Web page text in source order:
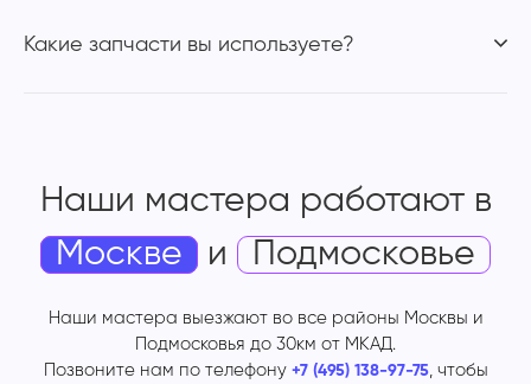
Какие запчасти вы используете?
Наши мастера работают в
Москве
и Подмосковье
Наши мастера выезжают во все районы Москвы и
Подмосковья до 30км от МКАД.
Позвоните нам по телефону +7 (495) 138-97-75, чтобы